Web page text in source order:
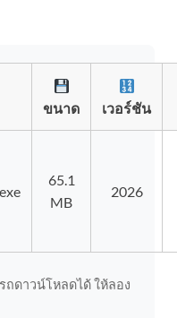
ขนาด เวอร์ชัน
65.1
MB
2026
ถดาวน์โหลดได้ ให้ลอง